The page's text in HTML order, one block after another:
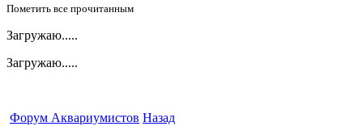
Пометить все прочитанным
Загружаю.....
Загружаю.....
Форум Аквариумистов Назад